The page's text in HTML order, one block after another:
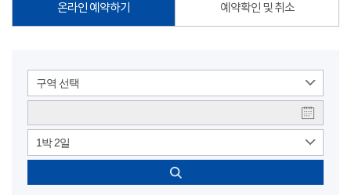
온라인 예약하기 예약확인 및 취소
구역 선택
1박 2일